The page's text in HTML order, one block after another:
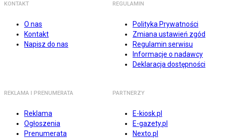
KONTAKT
O nas
Kontakt
Napisz do nas
REGULAMIN
Polityka Prywatności
Zmiana ustawień zgód
Regulamin serwisu
Informacje o nadawcy
Deklaracja dostępności
REKLAMA I PRENUMERATA
Reklama
Ogłoszenia
Prenumerata
PARTNERZY
E-kiosk.pl
E-gazety.pl
Nexto.pl